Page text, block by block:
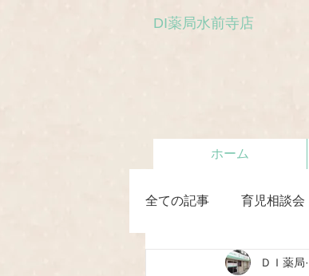
DI薬局水前寺店
ホーム
全ての記事 育児相談会
初めての離乳食教室
ＤＩ薬局